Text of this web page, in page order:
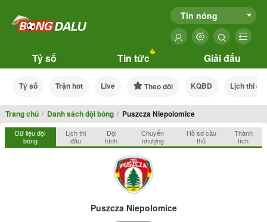
Tin nóng
Tỷ số Tin tức Giải đấu
Tỷ số Trận hot Live Theo dõi KQBD Lịch thi
Trang chủ Danh sách đội bóng Puszcza Niepolomice
Dữ liệu đội
bóng
Lịch thi
đấu
Đội
hình
Chuyển
nhượng
Hồ sơ cầu
thủ
Thành
tích
Puszcza Niepolomice